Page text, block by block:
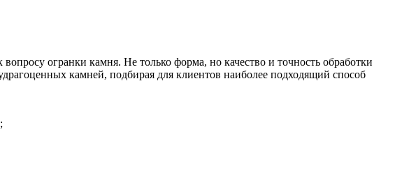
огранки камня. Не только форма, но качество и точность обработки
камней, подбирая для клиентов наиболее подходящий способ